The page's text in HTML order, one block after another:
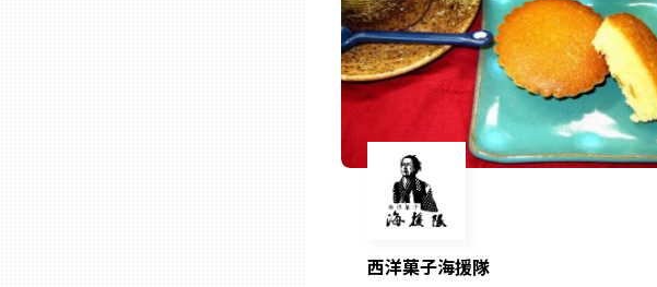
西洋菓子海援隊